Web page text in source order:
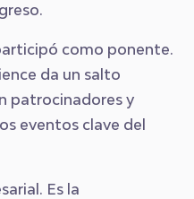
como ponente.
da un salto
patrocinadores y
eventos clave del
Es la